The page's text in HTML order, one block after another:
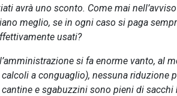
avrà uno sconto. Come mai
meglio, se in ogni caso si paga
usati?
si fa enorme vanto, al
a conguaglio), nessuna riduzione
e sgabuzzini sono pieni di